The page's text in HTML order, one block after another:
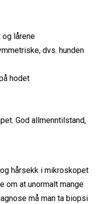
lårene
dvs. hunden
hodet
God allmenntilstand,
hårsekk i mikroskopet
om at unormalt mange
må man ta biopsi